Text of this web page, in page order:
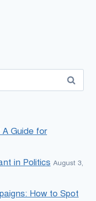
Guide for
in Politics August 3,
How to Spot